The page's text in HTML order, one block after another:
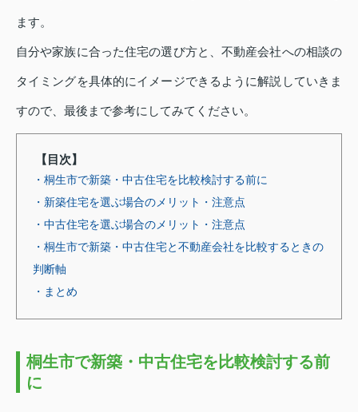
ます。
自分や家族に合った住宅の選び方と、不動産会社への相談の
タイミングを具体的にイメージできるように解説していきま
すので、最後まで参考にしてみてください。
【目次】
・桐生市で新築・中古住宅を比較検討する前に
・新築住宅を選ぶ場合のメリット・注意点
・中古住宅を選ぶ場合のメリット・注意点
・桐生市で新築・中古住宅と不動産会社を比較するときの
判断軸
・まとめ
桐生市で新築・中古住宅を比較検討する前
に